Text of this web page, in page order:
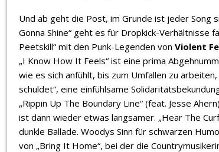
Und ab geht die Post, im Grunde ist jeder Song
Gonna Shine“ geht es für Dropkick-Verhältnisse
Peetskill“ mit den Punk-Legenden von Violent
„I Know How It Feels“ ist eine prima
wie es sich anfühlt, bis zum Umfallen zu
schuldet“, eine einfühlsame
„Rippin Up The Boundary Line“ (feat. Jesse
ist dann wieder etwas langsamer. „Hear The
dunkle Ballade. Woodys Sinn für schwarzen
von „Bring It Home“, bei der die